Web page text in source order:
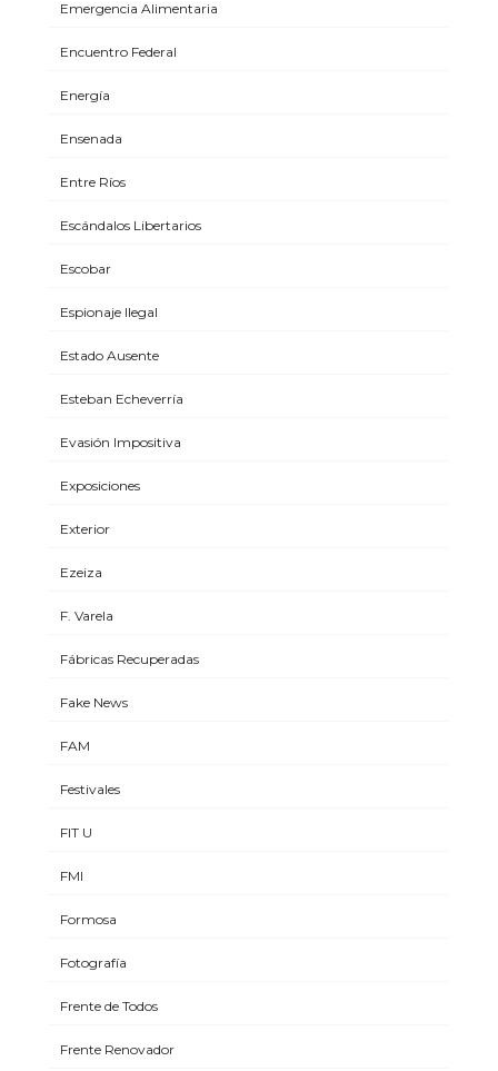
Emergencia Alimentaria
Encuentro Federal
Energía
Ensenada
Entre Ríos
Escándalos Libertarios
Escobar
Espionaje Ilegal
Estado Ausente
Esteban Echeverría
Evasión Impositiva
Exposiciones
Exterior
Ezeiza
F. Varela
Fábricas Recuperadas
Fake News
FAM
Festivales
FIT U
FMI
Formosa
Fotografía
Frente de Todos
Frente Renovador